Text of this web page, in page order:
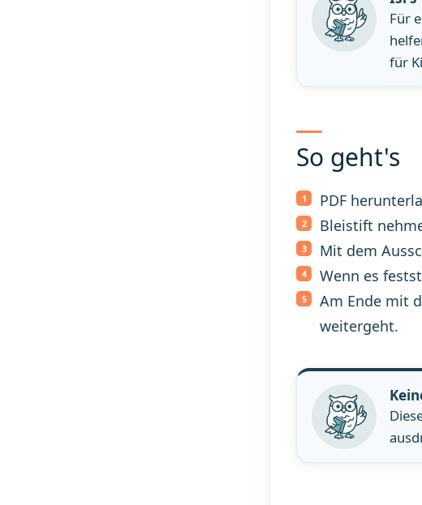
Für
für
So geht's
PDF
Bleistift
Mit dem
Wenn es
Am Ende mit
weitergeht.